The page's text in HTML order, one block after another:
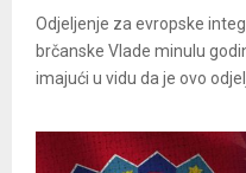
Odjeljenje za evropske
brčanske Vlade minulu
imajući u vidu da je ovo